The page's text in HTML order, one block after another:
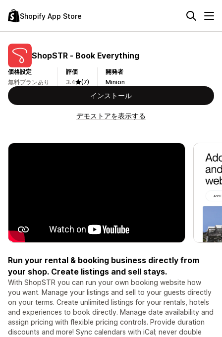
Shopify App Store
ShopSTR ‑ Book Everything
価格設定
無料プランあり
評価
3.4
(7)
開発者
Minion
インストール
デモストアを表示する
Run your rental & booking business directly from
your shop. Create listings and sell stays.
With ShopSTR you can run your own booking website how
you want. Manage your listings and sell to your guests directly
on your terms. Create unlimited listings for your rentals, hotels
and experiences to book directly. Manage date availability and
assign pricing with flexible pricing controls. Provide duration
discounts and more! Sync calendars with iCal; never double